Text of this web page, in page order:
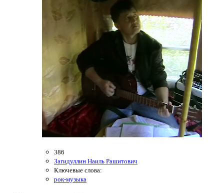
386
Загидуллин Наиль Рашитович
Ключевые слова:
рок-музыка